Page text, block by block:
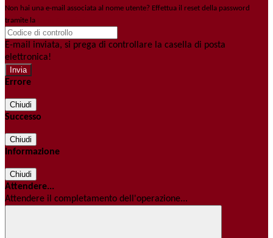
Non hai una e-mail associata al nome utente? Effettua il reset della password
tramite la
E-mail inviata, si prega di controllare la casella di posta
elettronica!
Errore
Chiudi
Successo
Chiudi
Informazione
Chiudi
Attendere...
Attendere il completamento dell'operazione...